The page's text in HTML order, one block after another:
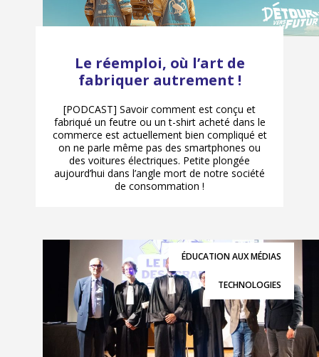
Le réemploi, où l’art de
fabriquer autrement !
[PODCAST] Savoir comment est conçu et
fabriqué un feutre ou un t-shirt acheté dans le
commerce est actuellement bien compliqué et
on ne parle même pas des smartphones ou
des voitures électriques. Petite plongée
aujourd’hui dans l’angle mort de notre société
de consommation !
ÉDUCATION AUX MÉDIAS
TECHNOLOGIES